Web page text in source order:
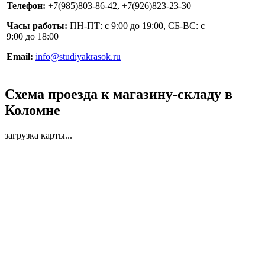
Телефон: +7(985)803-86-42, +7(926)823-23-30
Часы работы: ПН-ПТ: с 9:00 до 19:00, СБ-ВС: с
9:00 до 18:00
Email: info@studiyakrasok.ru
Схема проезда к магазину-складу в
Коломне
загрузка карты...